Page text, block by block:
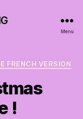
Menu
FRENCH VERSION
!